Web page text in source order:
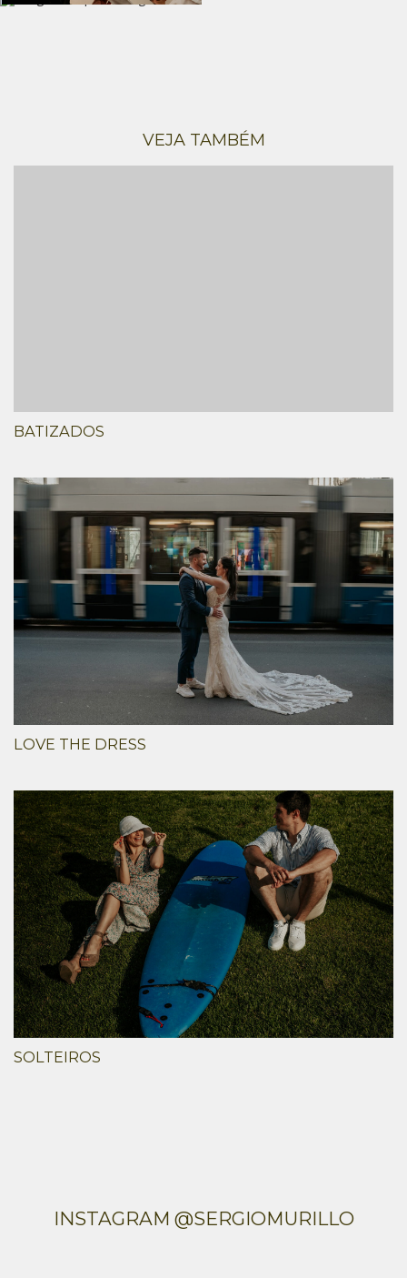
VEJA TAMBÉM
BATIZADOS
LOVE THE DRESS
SOLTEIROS
INSTAGRAM @SERGIOMURILLO